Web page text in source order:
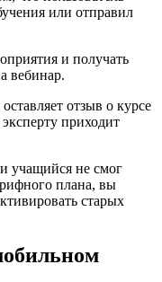
или отправил
и получать
вебинар.
отзыв о курсе
приходит
учащийся не смог
плана, вы
старых